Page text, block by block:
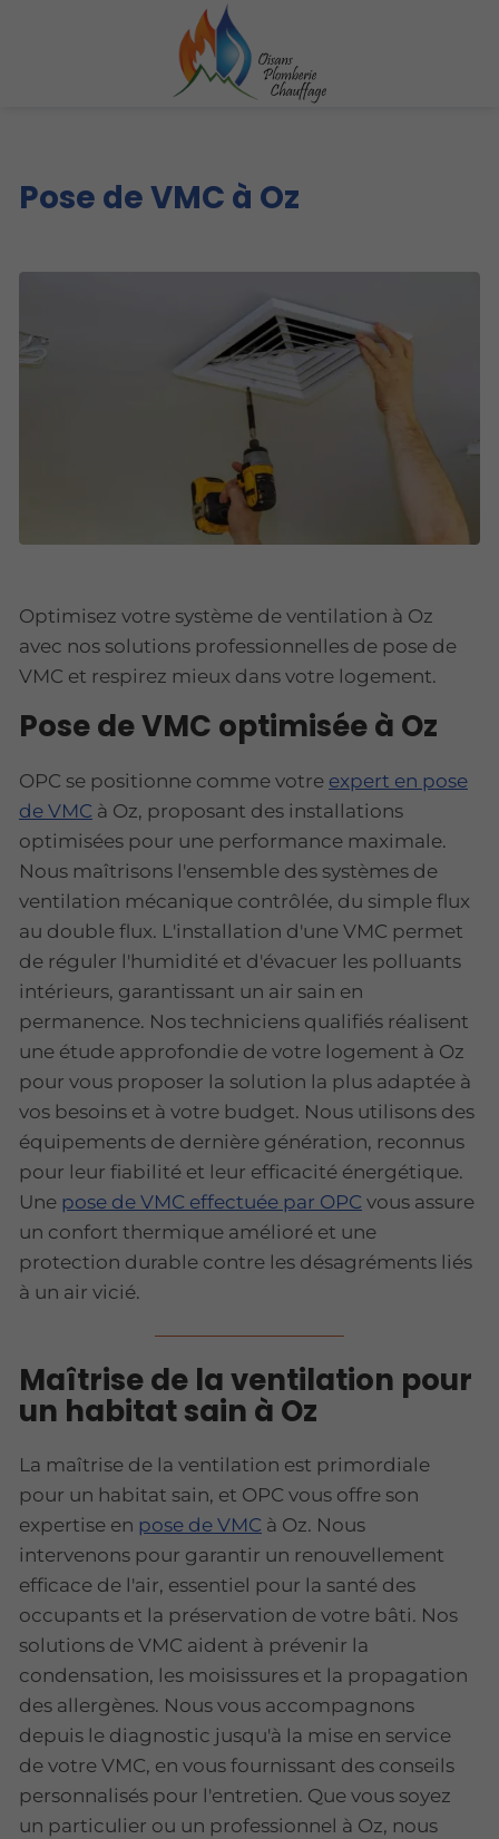
Pose de VMC à Oz
Optimisez votre système de ventilation à Oz
avec nos solutions professionnelles de pose de
VMC et respirez mieux dans votre logement.
Pose de VMC optimisée à Oz
OPC se positionne comme votre expert en pose
de VMC à Oz, proposant des installations
optimisées pour une performance maximale.
Nous maîtrisons l'ensemble des systèmes de
ventilation mécanique contrôlée, du simple flux
au double flux. L'installation d'une VMC permet
de réguler l'humidité et d'évacuer les polluants
intérieurs, garantissant un air sain en
permanence. Nos techniciens qualifiés réalisent
une étude approfondie de votre logement à Oz
pour vous proposer la solution la plus adaptée à
vos besoins et à votre budget. Nous utilisons des
équipements de dernière génération, reconnus
pour leur fiabilité et leur efficacité énergétique.
Une pose de VMC effectuée par OPC vous assure
un confort thermique amélioré et une
protection durable contre les désagréments liés
à un air vicié.
Maîtrise de la ventilation pour
un habitat sain à Oz
La maîtrise de la ventilation est primordiale
pour un habitat sain, et OPC vous offre son
expertise en pose de VMC à Oz. Nous
intervenons pour garantir un renouvellement
efficace de l'air, essentiel pour la santé des
occupants et la préservation de votre bâti. Nos
solutions de VMC aident à prévenir la
condensation, les moisissures et la propagation
des allergènes. Nous vous accompagnons
depuis le diagnostic jusqu'à la mise en service
de votre VMC, en vous fournissant des conseils
personnalisés pour l'entretien. Que vous soyez
un particulier ou un professionnel à Oz, nous